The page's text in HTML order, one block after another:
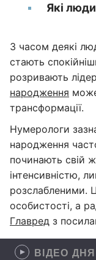
Які
З часом деякі
стають
розривають
народження
трансформації.
Нумерологи
народження
починають свій
інтенсивністю,
розслабленими.
особистості, а
Главред з
ВІДЕО ДНЯ